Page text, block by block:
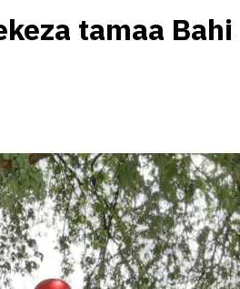
tamaa Bahi